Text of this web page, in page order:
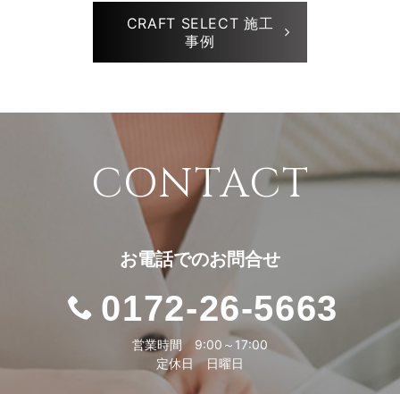
CRAFT SELECT 施工
事例
CONTACT
お電話でのお問合せ
0172-26-5663
営業時間 9:00～17:00
定休日 日曜日